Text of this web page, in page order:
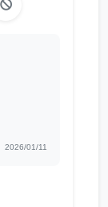
2026/01/11